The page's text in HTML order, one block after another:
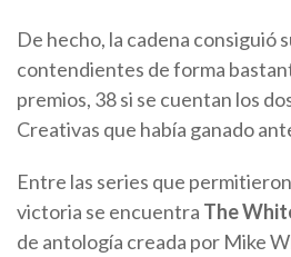
De hecho, la cadena consiguió
contendientes de forma
premios, 38 si se cuentan los
Creativas que había ganado
Entre las series que
victoria se encuentra The
de antología creada por Mike